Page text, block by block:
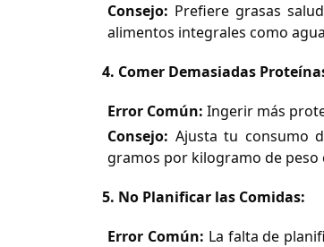
Consejo: Prefiere grasas
alimentos integrales como
4. Comer Demasiadas
Error Común: Ingerir más
Consejo: Ajusta tu consumo
gramos por kilogramo de peso
5. No Planificar las Comidas:
Error Común: La falta de